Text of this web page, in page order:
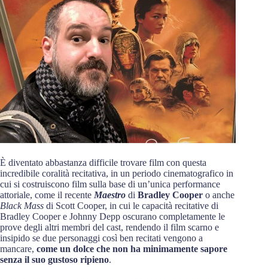
È diventato abbastanza difficile trovare film con questa
incredibile coralità recitativa, in un periodo cinematografico in
cui si costruiscono film sulla base di un’unica performance
attoriale, come il recente Maestro di Bradley Cooper o anche
Black Mass di Scott Cooper, in cui le capacità recitative di
Bradley Cooper e Johnny Depp oscurano completamente le
prove degli altri membri del cast, rendendo il film scarno e
insipido se due personaggi così ben recitati vengono a
mancare, come un dolce che non ha minimamente sapore
senza il suo gustoso ripieno.